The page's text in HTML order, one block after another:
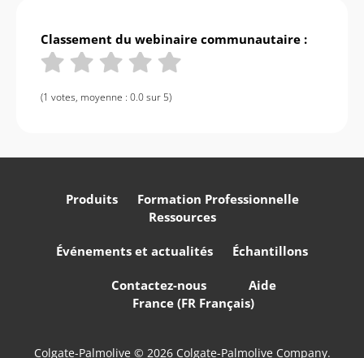
Classement du webinaire communautaire :
(1 votes, moyenne : 0.0 sur 5)
Produits
Formation Professionnelle
Ressources
Événements et actualités Échantillons
Contactez-nous
Aide
France (FR Français)
Colgate-Palmolive © 2026 Colgate-Palmolive Company.